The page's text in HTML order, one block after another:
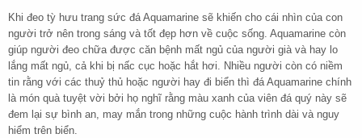
Khi đeo tỳ hưu trang sức đá Aquamarine sẽ khiến cho cái nhìn của con
người trở nên trong sáng và tốt đẹp hơn về cuộc sống. Aquamarine còn
giúp người đeo chữa được căn bệnh mất ngủ của người già và hay lo
lắng mất ngủ, cả khi bị nấc cục hoặc hắt hơi. Nhiều người còn có niềm
tin rằng với các thuỷ thủ hoặc người hay đi biển thì đá Aquamarine chính
là món quà tuyệt vời bởi họ nghĩ rằng màu xanh của viên đá quý này sẽ
đem lại sự bình an, may mắn trong những cuộc hành trình dài và nguy
hiểm trên biển.